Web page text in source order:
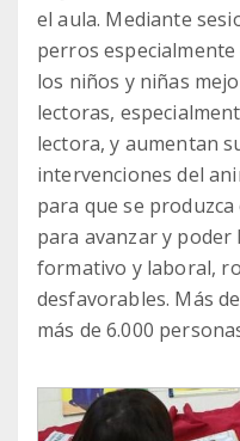
el aula. Mediante
perros
los niños y niñas
lectoras,
lectora, y aumentan
intervenciones del
para que se
para avanzar y
formativo y laboral,
desfavorables. Más
más de 6.000